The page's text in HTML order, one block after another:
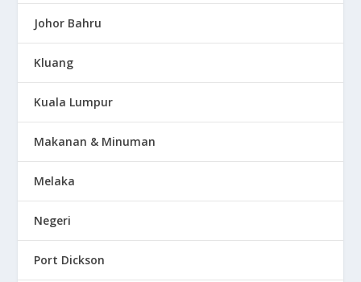
Johor Bahru
Kluang
Kuala Lumpur
Makanan & Minuman
Melaka
Negeri
Port Dickson